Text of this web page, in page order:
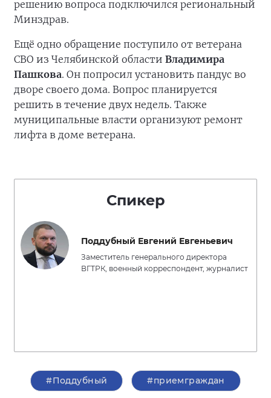
решению вопроса подключился региональный
Минздрав.
Ещё одно обращение поступило от ветерана
СВО из Челябинской области Владимира
Пашкова. Он попросил установить пандус во
дворе своего дома. Вопрос планируется
решить в течение двух недель. Также
муниципальные власти организуют ремонт
лифта в доме ветерана.
Спикер
Поддубный Евгений Евгеньевич
Заместитель генерального директора
ВГТРК, военный корреспондент, журналист
#Поддубный #приемграждан